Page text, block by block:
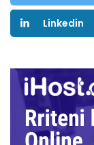
Linkedin